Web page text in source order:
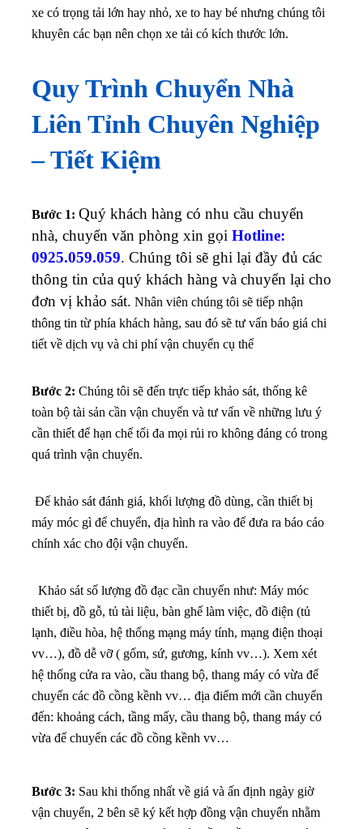
xe có trọng tải lớn hay nhỏ, xe to hay bé nhưng chúng tôi
khuyên các bạn nên chọn xe tải có kích thước lớn.
Quy Trình Chuyển Nhà
Liên Tỉnh Chuyên Nghiệp
– Tiết Kiệm
Bước 1: Quý khách hàng có nhu cầu chuyển
nhà, chuyển văn phòng xin gọi Hotline:
0925.059.059. Chúng tôi sẽ ghi lại đầy đủ các
thông tin của quý khách hàng và chuyển lại cho
đơn vị khảo sát. Nhân viên chúng tôi sẽ tiếp nhận
thông tin từ phía khách hàng, sau đó sẽ tư vấn báo giá chi
tiết về dịch vụ và chi phí vận chuyển cụ thể
Bước 2: Chúng tôi sẽ đến trực tiếp khảo sát, thống kê
toàn bộ tài sản cần vận chuyển và tư vấn về những lưu ý
cần thiết để hạn chế tối đa mọi rủi ro không đáng có trong
quá trình vận chuyển.
Để khảo sát đánh giá, khối lượng đồ dùng, cần thiết bị
máy móc gì để chuyển, địa hình ra vào để đưa ra báo cáo
chính xác cho đội vận chuyển.
Khảo sát số lượng đồ đạc cần chuyển như: Máy móc
thiết bị, đồ gỗ, tủ tài liệu, bàn ghế làm việc, đồ điện (tủ
lạnh, điều hòa, hệ thống mạng máy tính, mạng điện thoại
vv…), đồ dễ vỡ ( gốm, sứ, gương, kính vv…). Xem xét
hệ thống cửa ra vào, cầu thang bộ, thang máy có vừa để
chuyển các đồ cồng kềnh vv… địa điểm mới cần chuyển
đến: khoảng cách, tầng mấy, cầu thang bộ, thang máy có
vừa để chuyển các đồ cồng kềnh vv…
Bước 3: Sau khi thống nhất về giá và ấn định ngày giờ
vận chuyển, 2 bên sẽ ký kết hợp đồng vận chuyển nhằm